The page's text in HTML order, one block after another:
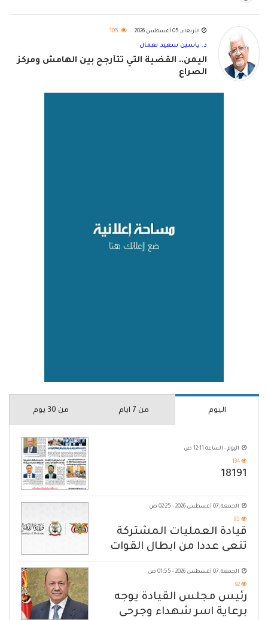
الأربعاء, 05 أغسطس 2026 105
د. ياسين سعيد نعمان
اليمن.. القضية التي تتأرجح بين الهامش ومركز
الصراع
اليوم من 7 ايام من 30 يوم
اليوم - الساعة 12:11 ص
134
18191
الجمعة, 07 أغسطس 2026 - 02:25 ص
95
قيادة العمليات المشتركة
تنعى عددا من ابطال القوات
المسلحة
الجمعة, 07 أغسطس 2026 - 01:55 ص
92
رئيس مجلس القيادة يوجه
برعاية اسر شهداء وجرحى